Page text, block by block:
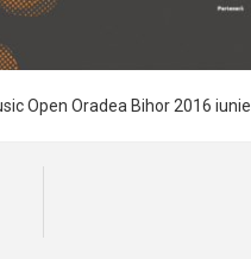
Open Oradea Bihor 2016 iunie